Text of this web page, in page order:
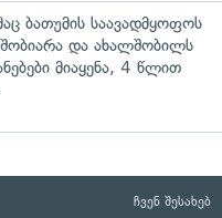
ბათუმის საავადმყოფოს
და ახალშობილს
მიაყენა, 4 წლით
ჩვენ შესახებ